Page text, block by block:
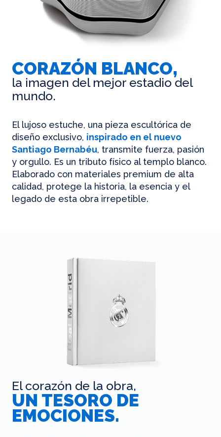
CORAZÓN BLANCO,
la imagen del mejor estadio del
mundo.
El lujoso estuche, una pieza escultórica de
diseño exclusivo, inspirado en el nuevo
Santiago Bernabéu, transmite fuerza, pasión
y orgullo. Es un tributo físico al templo blanco.
Elaborado con materiales premium de alta
calidad, protege la historia, la esencia y el
legado de esta obra irrepetible.
El corazón de la obra,
UN TESORO DE
EMOCIONES.